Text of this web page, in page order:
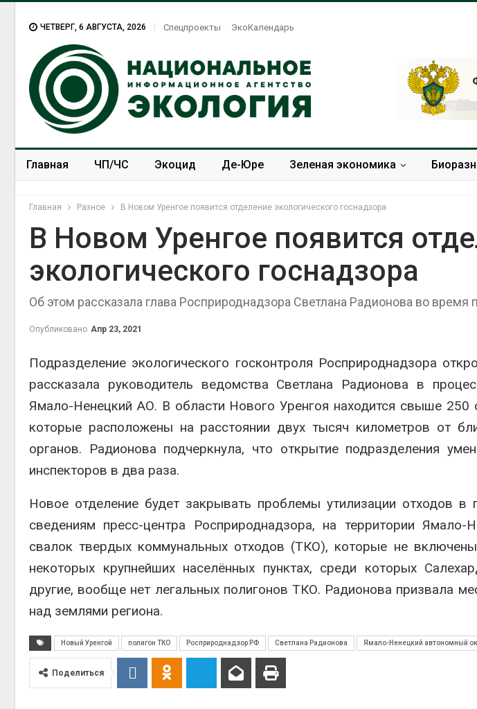
ЧЕТВЕРГ, 6 АВГУСТА, 2026 Спецпроекты ЭкоКалендарь
Главная ЧП/ЧС Экоцид Де-Юре Зеленая экономика
Главная Разное В Новом Уренгое появится отделение экологического госнадзора
В Новом Уренгое появится
экологического госнадзора
Об этом рассказала глава Росприроднадзора Светлана Радионова во время
Опубликовано Апр 23, 2021
Подразделение экологического госконтроля Росприроднадзора
рассказала руководитель ведомства Светлана Радионова в
Ямало-Ненецкий АО. В области Нового Уренгоя находится свыше 250
которые расположены на расстоянии двух тысяч километров от
органов. Радионова подчеркнула, что открытие подразделения
инспекторов в два раза.
Новое отделение будет закрывать проблемы утилизации отходов в
сведениям пресс-центра Росприроднадзора, на территории
свалок твердых коммунальных отходов (ТКО), которые не
некоторых крупнейших населённых пунктах, среди которых
другие, вообще нет легальных полигонов ТКО. Радионова призвала
над землями региона.
Новый Уренгой полигон ТКО Росприроднадзор РФ Светлана Радионова Ямало-Ненецкий автономный
Поделиться
В Домодедове
ликвидируют
химикатов после пожара
Изменение климата
по всему миру
Авг 6, 2026
В Австралии снизят
солнечных панелей для
Москвариум отметит 11-
летие трёхдневным
фестивалем
Авг 5, 2026
В Кении противников
строительства АЭС